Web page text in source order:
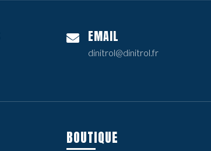
EMAIL
dinitrol@dinitrol.fr
BOUTIQUE